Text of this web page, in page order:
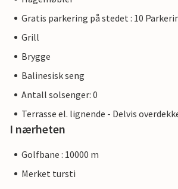
Gratis parkering på stedet : 10
Grill
Brygge
Balinesisk seng
Antall solsenger: 0
Terrasse el. lignende - Delvis
I nærheten
Golfbane : 10000 m
Merket tursti